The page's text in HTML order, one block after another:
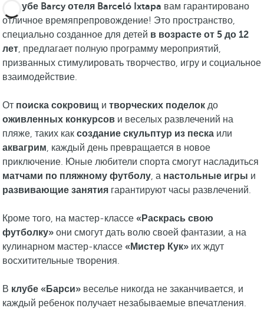
клубе Barcy отеля Barceló Ixtapa вам гарантировано
отличное времяпрепровождение! Это пространство,
специально созданное для детей в возрасте от 5 до 12
лет , предлагает полную программу мероприятий,
призванных стимулировать творчество, игру и социальное
взаимодействие.
От поиска сокровищ и творческих поделок до
оживленных конкурсов и веселых развлечений на
пляже, таких как создание скульптур из песка или
аквагрим , каждый день превращается в новое
приключение. Юные любители спорта смогут насладиться
матчами по пляжному футболу , а настольные игры и
развивающие занятия гарантируют часы развлечений.
Кроме того, на мастер-классе «Раскрась свою
футболку» они смогут дать волю своей фантазии, а на
кулинарном мастер-классе «Мистер Кук» их ждут
восхитительные творения.
В клубе «Барси» веселье никогда не заканчивается, и
каждый ребенок получает незабываемые впечатления.